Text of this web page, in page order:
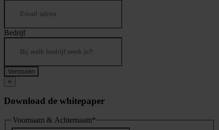
Bedrijf
×
Download de whitepaper
Voornaam & Achternaam*